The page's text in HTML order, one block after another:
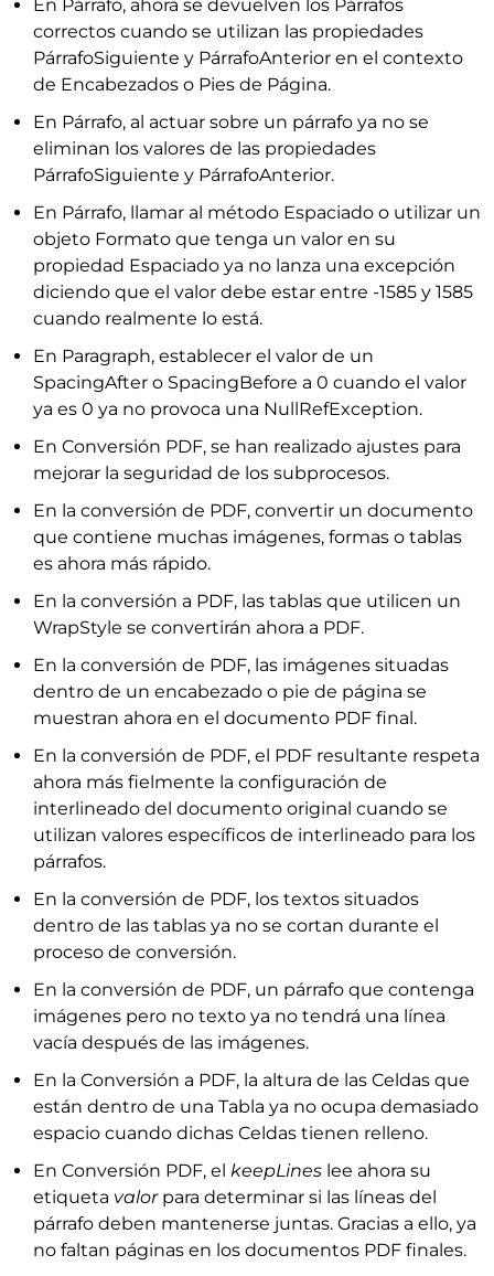
En Párrafo, ahora se devuelven los Párrafos
correctos cuando se utilizan las propiedades
PárrafoSiguiente y PárrafoAnterior en el contexto
de Encabezados o Pies de Página.
En Párrafo, al actuar sobre un párrafo ya no se
eliminan los valores de las propiedades
PárrafoSiguiente y PárrafoAnterior.
En Párrafo, llamar al método Espaciado o utilizar un
objeto Formato que tenga un valor en su
propiedad Espaciado ya no lanza una excepción
diciendo que el valor debe estar entre -1585 y 1585
cuando realmente lo está.
En Paragraph, establecer el valor de un
SpacingAfter o SpacingBefore a 0 cuando el valor
ya es 0 ya no provoca una NullRefException.
En Conversión PDF, se han realizado ajustes para
mejorar la seguridad de los subprocesos.
En la conversión de PDF, convertir un documento
que contiene muchas imágenes, formas o tablas
es ahora más rápido.
En la conversión a PDF, las tablas que utilicen un
WrapStyle se convertirán ahora a PDF.
En la conversión de PDF, las imágenes situadas
dentro de un encabezado o pie de página se
muestran ahora en el documento PDF final.
En la conversión de PDF, el PDF resultante respeta
ahora más fielmente la configuración de
interlineado del documento original cuando se
utilizan valores específicos de interlineado para los
párrafos.
En la conversión de PDF, los textos situados
dentro de las tablas ya no se cortan durante el
proceso de conversión.
En la conversión de PDF, un párrafo que contenga
imágenes pero no texto ya no tendrá una línea
vacía después de las imágenes.
En la Conversión a PDF, la altura de las Celdas que
están dentro de una Tabla ya no ocupa demasiado
espacio cuando dichas Celdas tienen relleno.
En Conversión PDF, el keepLines lee ahora su
etiqueta valorpara determinar si las líneas del
párrafo deben mantenerse juntas. Gracias a ello, ya
no faltan páginas en los documentos PDF finales.